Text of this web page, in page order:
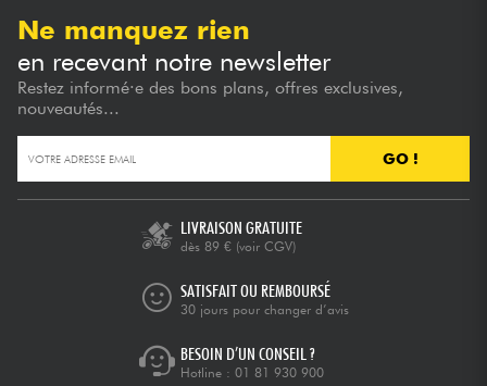
Violons & Quatuor
Câbles & Access.
Voir nos marques
Ne manquez rien
en recevant notre newsletter
Restez informé·e des bons plans, offres exclusives,
nouveautés...
GO !
LIVRAISON GRATUITE
dès 89 € (voir CGV)
SATISFAIT OU REMBOURSÉ
30 jours pour changer d’avis
BESOIN D’UN CONSEIL ?
Hotline : 01 81 930 900